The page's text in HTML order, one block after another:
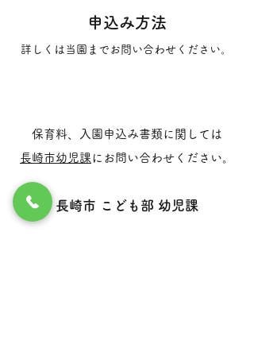
申込み方法
詳しくは当園までお問い合わせください。
保育料、入園申込み書類に関しては
長崎市幼児課 にお問い合わせください。
長崎市 こども部 幼児課